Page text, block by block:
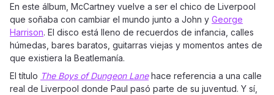
En este álbum, McCartney vuelve a ser el chico de Liverpool
que soñaba con cambiar el mundo junto a John y George
Harrison. El disco está lleno de recuerdos de infancia, calles
húmedas, bares baratos, guitarras viejas y momentos antes de
que existiera la Beatlemanía.
El título The Boys of Dungeon Lanehace referencia a una calle
real de Liverpool donde Paul pasó parte de su juventud. Y sí,